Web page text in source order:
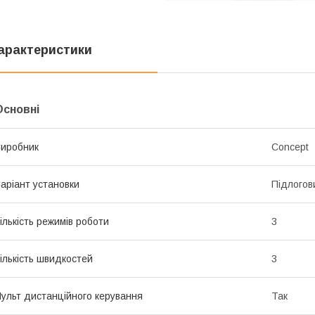
Concept
установки
режимів роботи 3
швидкостей 3
дистанційного керування Так